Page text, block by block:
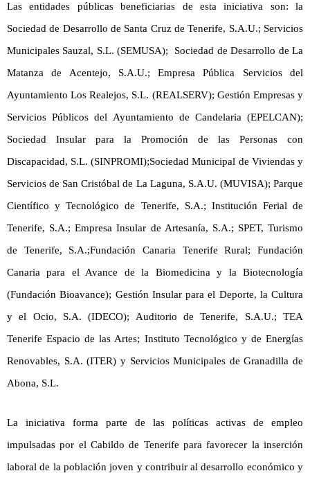
Las entidades públicas beneficiarias de esta iniciativa son: la
Sociedad de Desarrollo de Santa Cruz de Tenerife, S.A.U.; Servicios
Municipales Sauzal, S.L. (SEMUSA); Sociedad de Desarrollo de La
Matanza de Acentejo, S.A.U.; Empresa Pública Servicios del
Ayuntamiento Los Realejos, S.L. (REALSERV); Gestión Empresas y
Servicios Públicos del Ayuntamiento de Candelaria (EPELCAN);
Sociedad Insular para la Promoción de las Personas con
Discapacidad, S.L. (SINPROMI);Sociedad Municipal de Viviendas y
Servicios de San Cristóbal de La Laguna, S.A.U. (MUVISA); Parque
Científico y Tecnológico de Tenerife, S.A.; Institución Ferial de
Tenerife, S.A.; Empresa Insular de Artesanía, S.A.; SPET, Turismo
de Tenerife, S.A.;Fundación Canaria Tenerife Rural; Fundación
Canaria para el Avance de la Biomedicina y la Biotecnología
(Fundación Bioavance); Gestión Insular para el Deporte, la Cultura
y el Ocio, S.A. (IDECO); Auditorio de Tenerife, S.A.U.; TEA
Tenerife Espacio de las Artes; Instituto Tecnológico y de Energías
Renovables, S.A. (ITER) y Servicios Municipales de Granadilla de
Abona, S.L.
La iniciativa forma parte de las políticas activas de empleo
impulsadas por el Cabildo de Tenerife para favorecer la inserción
laboral de la población joven y contribuir al desarrollo económico y